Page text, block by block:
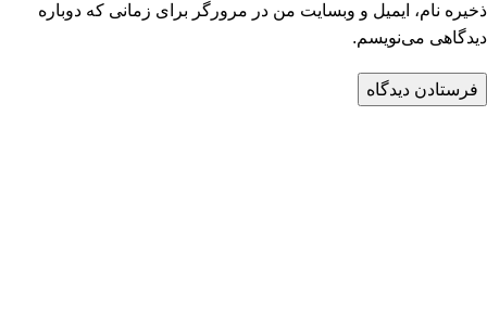
ذخیره نام، ایمیل و وبسایت من در مرورگر برای زمانی که دوباره
دیدگاهی می‌نویسم.